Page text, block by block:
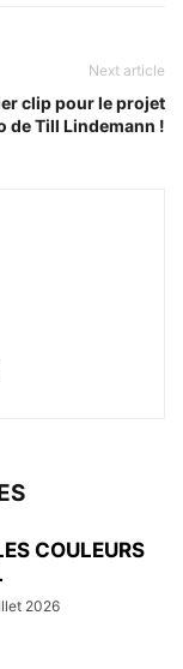
Next article
clip pour le projet
de Till Lindemann !
COULEURS
2026